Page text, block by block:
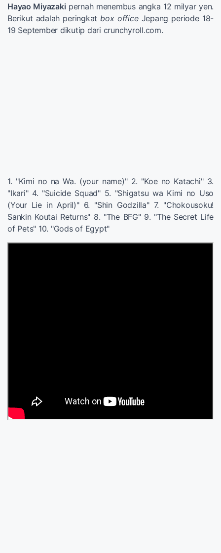
Hayao Miyazaki pernah menembus angka 12 milyar yen.
Berikut adalah peringkat box officeJepang periode 18-
19 September dikutip dari crunchyroll.com.
1. "Kimi no na Wa. (your name)" 2. "Koe no Katachi" 3.
"Ikari" 4. "Suicide Squad" 5. "Shigatsu wa Kimi no Uso
(Your Lie in April)" 6. "Shin Godzilla" 7. "Chokousoku!
Sankin Koutai Returns" 8. "The BFG" 9. "The Secret Life
of Pets" 10. "Gods of Egypt"